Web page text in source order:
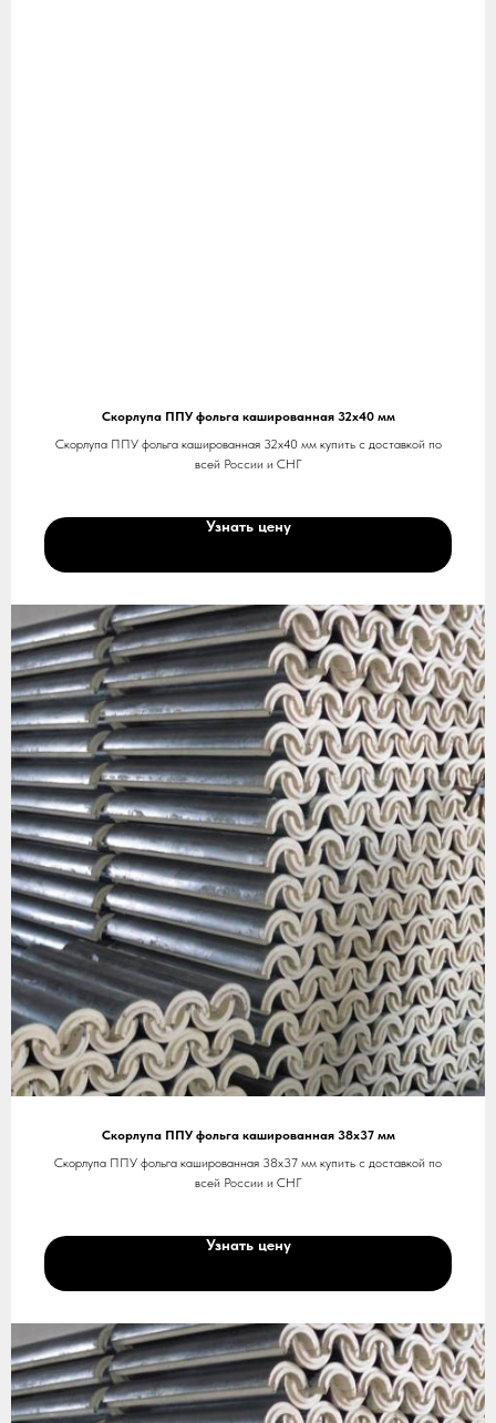
Скорлупа ППУ фольга кашированная 32х40 мм
Скорлупа ППУ фольга кашированная 32х40 мм купить с доставкой по
всей России и СНГ
Узнать цену
Скорлупа ППУ фольга кашированная 38х37 мм
Скорлупа ППУ фольга кашированная 38х37 мм купить с доставкой по
всей России и СНГ
Узнать цену